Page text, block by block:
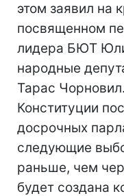
этом заявил на
посвященном
лидера БЮТ
народные
Тарас
Конституции
досрочных
следующие
раньше, чем
будет создана